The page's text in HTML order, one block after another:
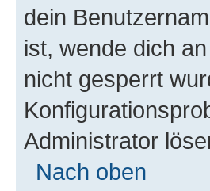
dein
ist, wende dich
nicht gesperrt
Administrator
Nach oben